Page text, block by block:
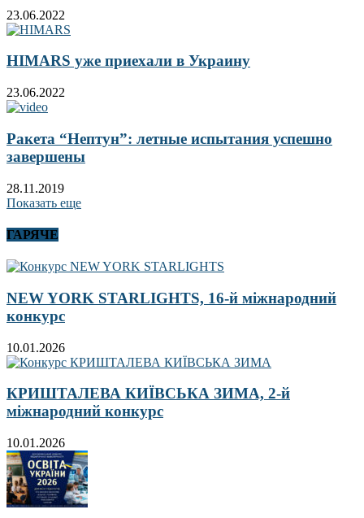
23.06.2022
HIMARS уже приехали в Украину
23.06.2022
Ракета “Нептун”: летные испытания успешно
завершены
28.11.2019
Показать еще
ГАРЯЧЕ
NEW YORK STARLIGHTS, 16-й міжнародний
конкурс
10.01.2026
КРИШТАЛЕВА КИЇВСЬКА ЗИМА, 2-й
міжнародний конкурс
10.01.2026